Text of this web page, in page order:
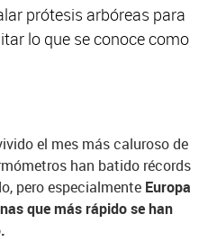
prótesis arbóreas para
lo que se conoce como
el mes más caluroso de
han batido récords
pero especialmente Europa
que más rápido se han